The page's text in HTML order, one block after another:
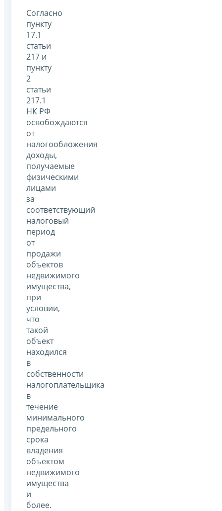
Согласно
пункту
17.1
статьи
217 и
пункту
2
статьи
217.1
НК РФ
освобождаются
от
налогообложения
доходы,
получаемые
физическими
лицами
за
соответствующий
налоговый
период
от
продажи
объектов
недвижимого
имущества,
при
условии,
что
такой
объект
находился
в
собственности
налогоплательщика
в
течение
минимального
предельного
срока
владения
объектом
недвижимого
имущества
и
более.